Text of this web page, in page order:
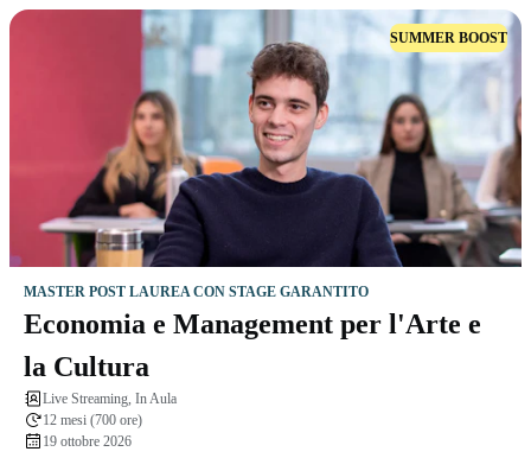
SUMMER BOOST
MASTER POST LAUREA CON STAGE GARANTITO
Economia e Management per l'Arte e
la Cultura
Live Streaming, In Aula
12 mesi (700 ore)
19 ottobre 2026